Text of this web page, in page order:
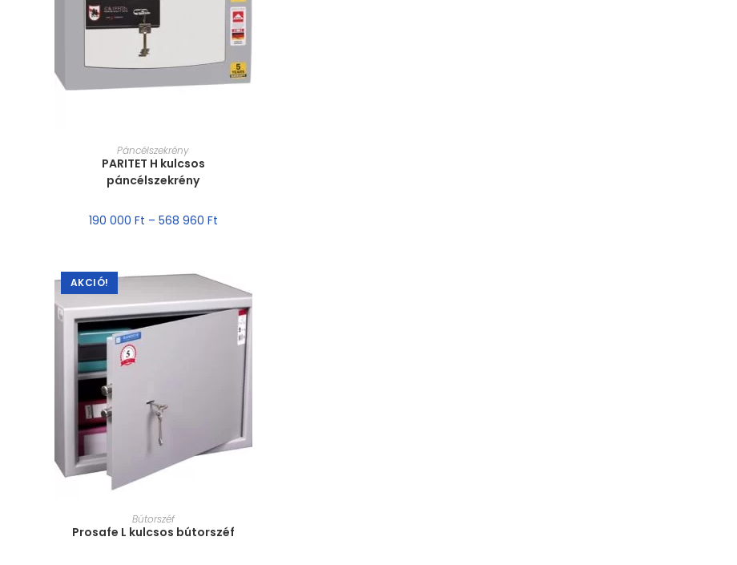
MÉRET VÁLASZTÁSA
Páncélszekrény
PARITET H kulcsos
páncélszekrény
190 000 Ft – 568 960 Ft
AKCIÓ!
MÉRET VÁLASZTÁSA
Bútorszéf
Prosafe L kulcsos bútorszéf